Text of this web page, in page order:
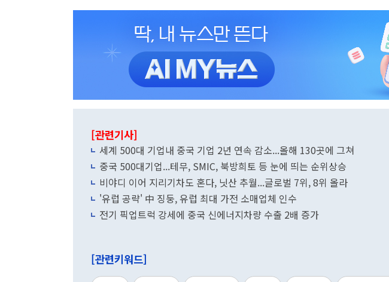
[관련기사]
세계 500대 기업내 중국 기업 2년 연속 감소...올해 130곳에 그쳐
중국 500대기업...테무, SMIC, 북방희토 등 눈에 띄는 순위상승
비야디 이어 지리기차도 혼다, 닛산 추월...글로벌 7위, 8위 올라
'유럽 공략' 中 징둥, 유럽 최대 가전 소매업체 인수
전기 픽업트럭 강세에 중국 신에너지차량 수출 2배 증가
[관련키워드]